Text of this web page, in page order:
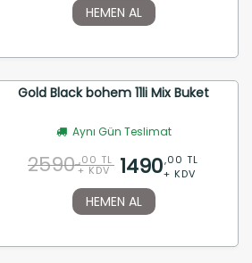
HEMEN AL
Gold Black bohem 11li Mix Buket
Aynı Gün Teslimat
2590 ,00 TL
+ KDV 1490,00 TL
+ KDV
HEMEN AL